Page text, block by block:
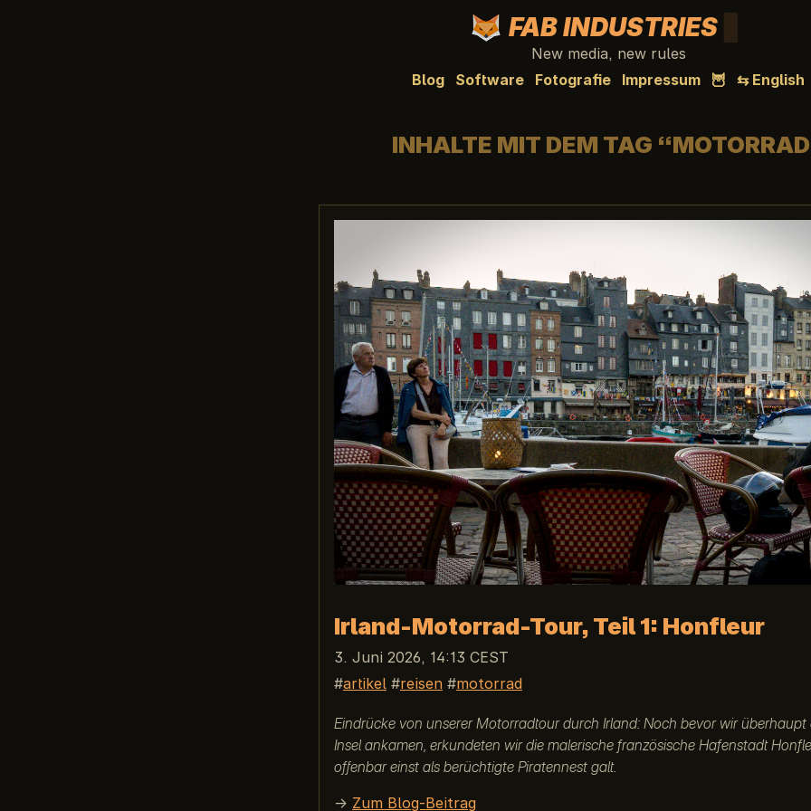
FAB INDUSTRIES
New media, new rules
Blog
Software Fotografie Impressum 🦉 ⇆ English
INHALTE MIT DEM TAG
Irland-Motorrad-Tour, Teil 1: Honfleur
3. Juni 2026, 14:13 CEST
artikel
reisen motorrad
Eindrücke von unserer Motorradtour durch Irland: Noch bevor wir überhaupt
Insel ankamen, erkundeten wir die malerische französische Hafenstadt
offenbar einst als berüchtigte Piratennest galt.
→ Zum Blog-Beitrag